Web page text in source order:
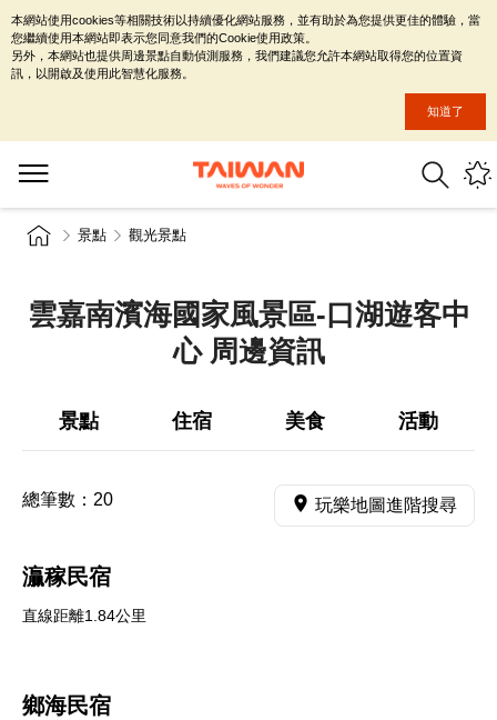
景點 觀光景點
雲嘉南濱海國家風景區-口湖遊客中
心 周邊資訊
景點 住宿 美食 活動
總筆數： 20 玩樂地圖進階搜尋
灜稼民宿
直線距離1.84公里
鄉海民宿
本網站使用cookies等相關技術以持續優化網站服務，並有助於為您提供更佳的體驗，當
您繼續使用本網站即表示您同意我們的Cookie使用政策。
另外，本網站也提供周邊景點自動偵測服務，我們建議您允許本網站取得您的位置資
訊，以開啟及使用此智慧化服務。
知道了